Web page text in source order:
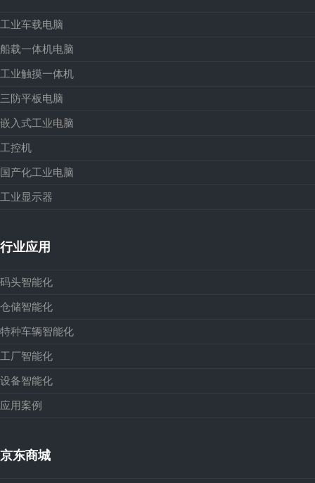
工业车载电脑
船载一体机电脑
工业触摸一体机
三防平板电脑
嵌入式工业电脑
工控机
国产化工业电脑
工业显示器
行业应用
码头智能化
仓储智能化
特种车辆智能化
工厂智能化
设备智能化
应用案例
京东商城